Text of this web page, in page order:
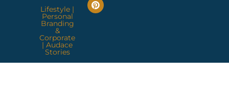
Lifestyle |
Personal
Branding
&
Corporate
| Audace
Stories